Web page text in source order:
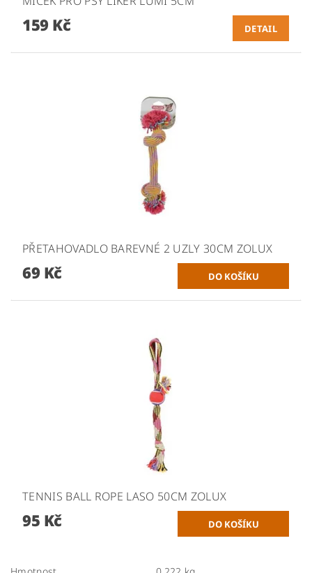
159 Kč DETAIL
PŘETAHOVADLO BAREVNÉ 2 UZLY 30CM ZOLUX
69 Kč
TENNIS BALL ROPE LASO 50CM ZOLUX
95 Kč